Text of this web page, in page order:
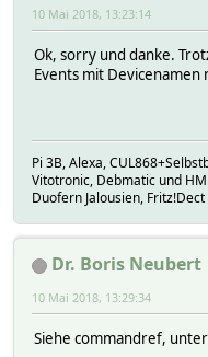
10 Mai 2018, 13:23:14
Ok, sorry und danke.
Events mit Devicenamen
Pi 3B, Alexa,
Vitotronic, Debmatic und
Duofern Jalousien,
Dr. Boris Neubert
10 Mai 2018, 13:29:34
Siehe commandref,